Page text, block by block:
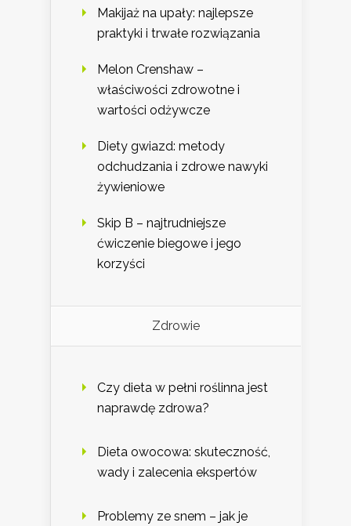
Makijaż na upały: najlepsze
praktyki i trwałe rozwiązania
Melon Crenshaw –
właściwości zdrowotne i
wartości odżywcze
Diety gwiazd: metody
odchudzania i zdrowe nawyki
żywieniowe
Skip B – najtrudniejsze
ćwiczenie biegowe i jego
korzyści
Zdrowie
Czy dieta w pełni roślinna jest
naprawdę zdrowa?
Dieta owocowa: skuteczność,
wady i zalecenia ekspertów
Problemy ze snem – jak je